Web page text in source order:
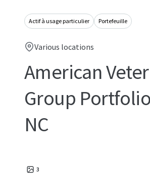
Actif à usage particulier Portefeuille
Various locations
American
Group
NC
3